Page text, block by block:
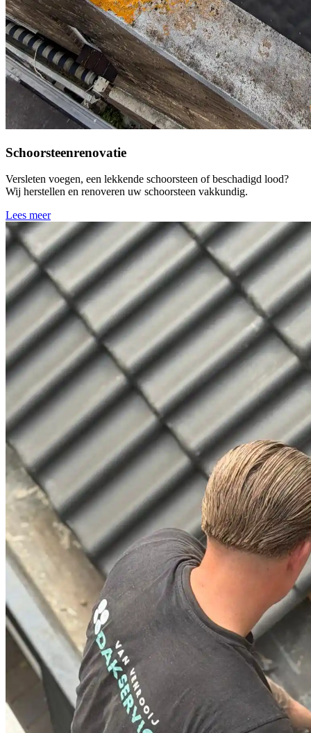
Schoorsteenrenovatie
Versleten voegen, een lekkende schoorsteen of beschadigd lood?
Wij herstellen en renoveren uw schoorsteen vakkundig.
Lees meer